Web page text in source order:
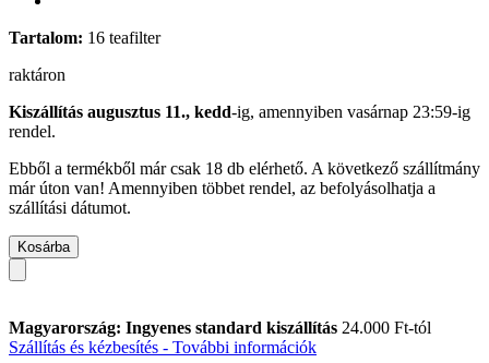
Tartalom: 16 teafilter
raktáron
Kiszállítás augusztus 11., kedd-ig, amennyiben vasárnap 23:59-ig
rendel.
Ebből a termékből már csak 18 db elérhető. A következő szállítmány
már úton van! Amennyiben többet rendel, az befolyásolhatja a
szállítási dátumot.
Kosárba
Magyarország: Ingyenes standard kiszállítás 24.000 Ft-tól
Szállítás és kézbesítés - További információk